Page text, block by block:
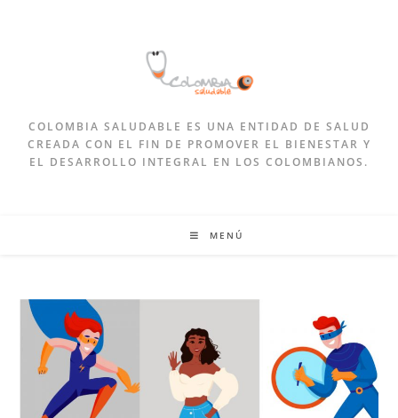
COLOMBIA SALUDABLE ES UNA ENTIDAD DE SALUD
CREADA CON EL FIN DE PROMOVER EL BIENESTAR Y
EL DESARROLLO INTEGRAL EN LOS COLOMBIANOS.
MENÚ